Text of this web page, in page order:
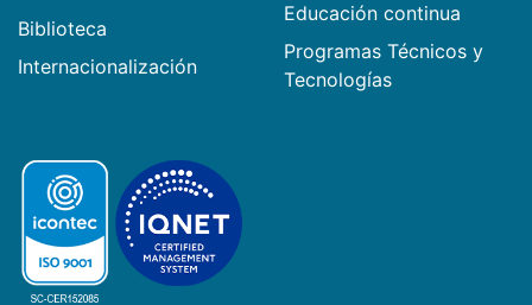
Biblioteca
Internacionalización
Educación continua
Programas Técnicos y
Tecnologías